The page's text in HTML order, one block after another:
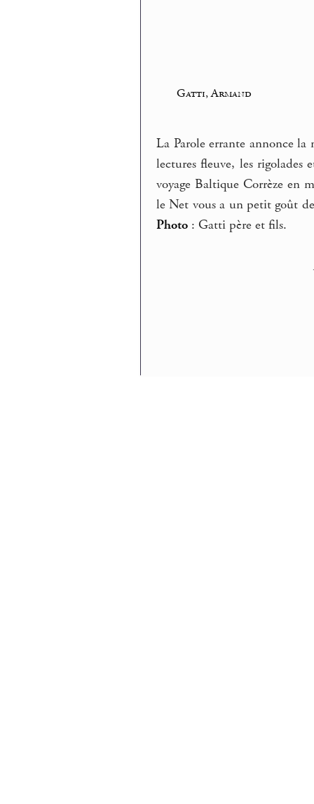
Gatti, Armand
La Parole errante annonce
lectures fleuve, les rigolades
voyage Baltique Corrèze en
le Net vous a un petit goût
Photo : Gatti père et fils.